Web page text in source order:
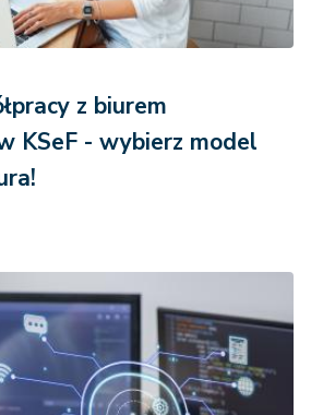
z biurem
KSeF - wybierz model